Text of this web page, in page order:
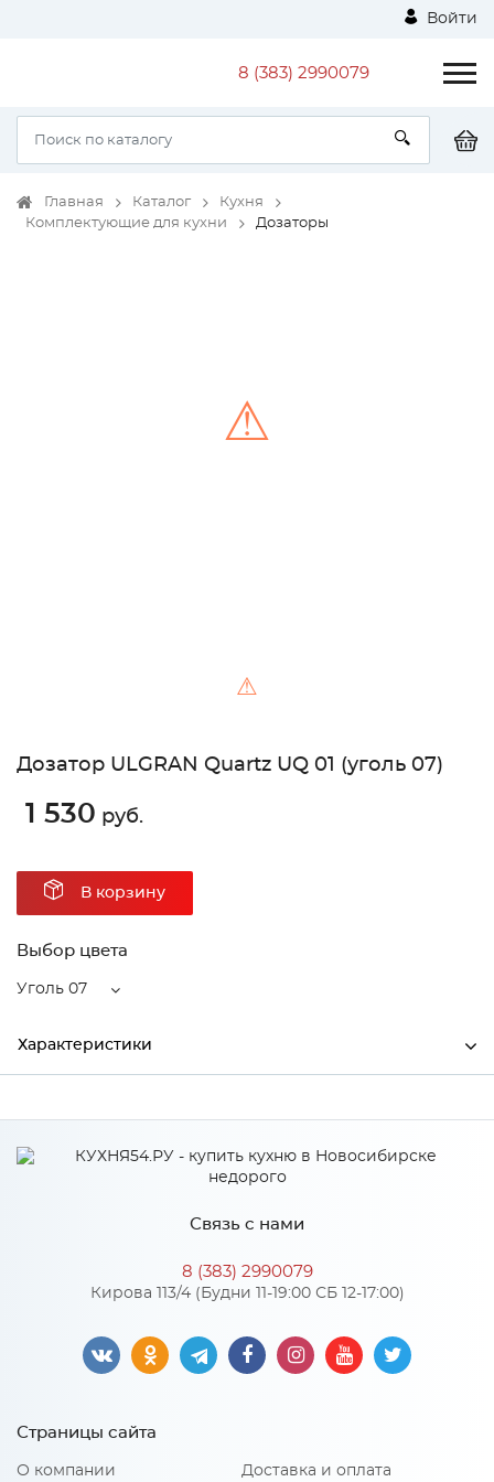
Войти
8 (383) 2990079
Главная Каталог
Кухня
Комплектующие для кухни
Дозаторы
⚠
⚠
Дозатор ULGRAN Quartz UQ 01 (уголь 07)
1 530 руб.
В корзину
Выбор цвета
Уголь 07
Характеристики
Высота 62
Нержавеющая сталь,
Количество упаковок: 1
Связь с нами
8 (383) 2990079
Кирова 113/4 (Будни 11-19:00 СБ 12-17:00)
Страницы сайта
О компании Доставка и оплата